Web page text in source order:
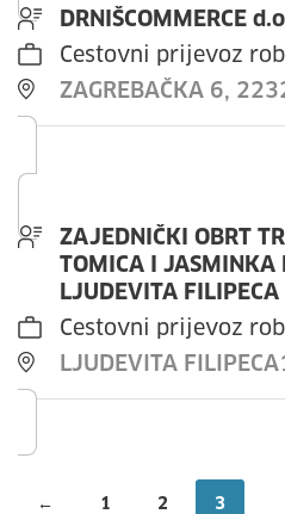
ZAGREBAČKA 6,
DRNIŠCOMMERCE
Cestovni prijevoz
LJUDEVITA
ZAJEDNIČKI OBRT
TOMICA I JASMINKA
LJUDEVITA FILIPECA
Cestovni prijevoz
← 1 2 3